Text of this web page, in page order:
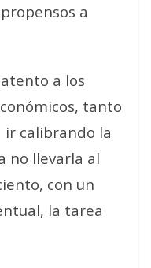
a
a los
tanto
calibrando la
no llevarla al
con un
la tarea